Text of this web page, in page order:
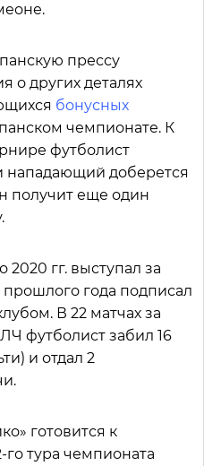
прессу
о других деталях
бонусных
чемпионате. К
футболист
нападающий доберется
получит еще один
2020 гг. выступал за
прошлого года подписал
В 22 матчах за
футболист забил 16
и отдал 2
готовится к
тура чемпионата